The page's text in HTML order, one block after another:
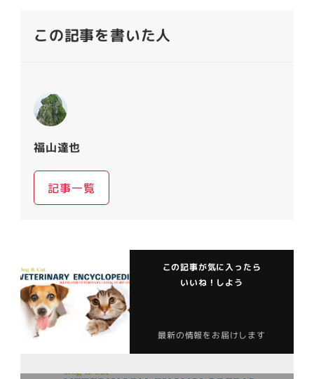
この記事を書いた人
福山達也
記事一覧
この記事が気に入ったら
いいね！しよう
最新の情報をお届けします